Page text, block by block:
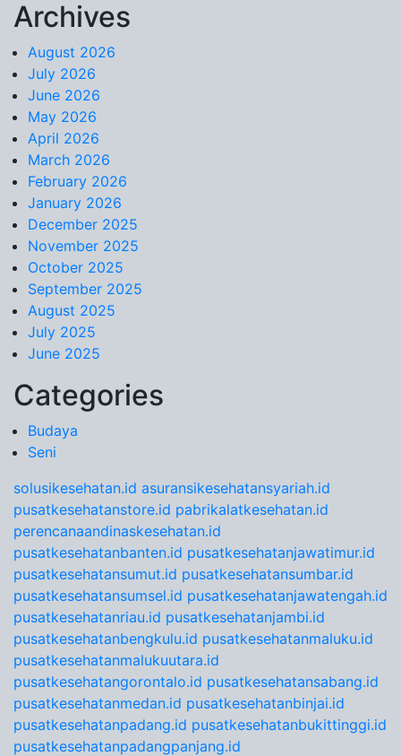
Skip to content
Archives
August 2026
July 2026
June 2026
May 2026
April 2026
March 2026
February 2026
January 2026
December 2025
November 2025
October 2025
September 2025
August 2025
July 2025
June 2025
Categories
Budaya
Seni
solusikesehatan.id asuransikesehatansyariah.id
pusatkesehatanstore.id pabrikalatkesehatan.id
perencanaandinaskesehatan.id
pusatkesehatanbanten.id pusatkesehatanjawatimur.id
pusatkesehatansumut.id pusatkesehatansumbar.id
pusatkesehatansumsel.id pusatkesehatanjawatengah.id
pusatkesehatanriau.id pusatkesehatanjambi.id
pusatkesehatanbengkulu.id pusatkesehatanmaluku.id
pusatkesehatanmalukuutara.id
pusatkesehatangorontalo.id pusatkesehatansabang.id
pusatkesehatanmedan.id pusatkesehatanbinjai.id
pusatkesehatanpadang.id pusatkesehatanbukittinggi.id
pusatkesehatanpadangpanjang.id